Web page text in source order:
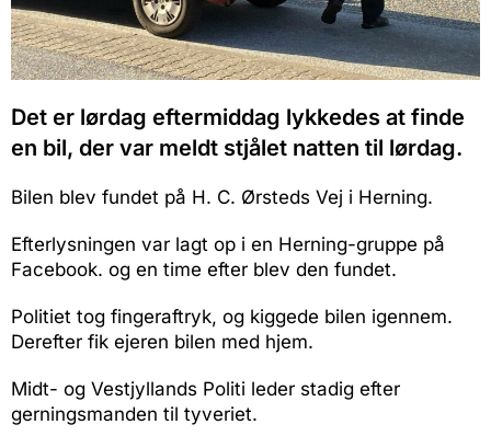
Det er lørdag eftermiddag lykkedes at finde
en bil, der var meldt stjålet natten til lørdag.
Bilen blev fundet på H. C. Ørsteds Vej i Herning.
Efterlysningen var lagt op i en Herning-gruppe på
Facebook. og en time efter blev den fundet.
Politiet tog fingeraftryk, og kiggede bilen igennem.
Derefter fik ejeren bilen med hjem.
Midt- og Vestjyllands Politi leder stadig efter
gerningsmanden til tyveriet.